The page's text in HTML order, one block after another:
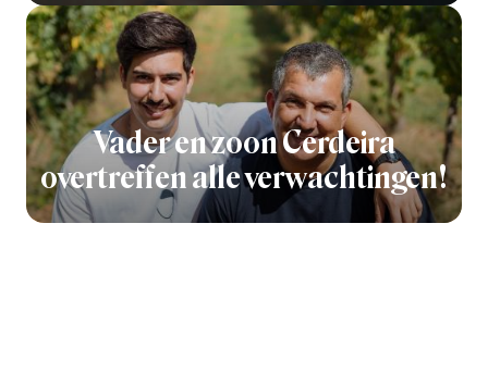
Vader en zoon Cerdeira
overtreffen alle verwachtingen!